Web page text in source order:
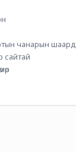
чанарын
сайтай